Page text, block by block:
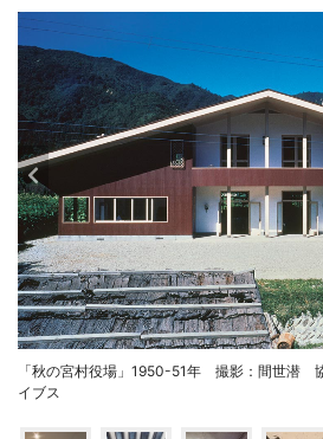
「秋の宮村役場」1950-51年 撮影：間世潜
イブス